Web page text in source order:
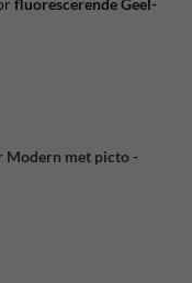
Modern met picto -